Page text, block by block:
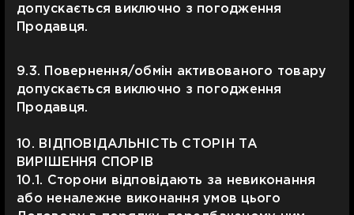
допускається виключно з погодження
Продавця.
9.3. Повернення/обмін активованого товару
допускається виключно з погодження
Продавця.
10. ВІДПОВІДАЛЬНІСТЬ СТОРІН ТА
ВИРІШЕННЯ СПОРІВ
10.1. Сторони відповідають за невиконання
або неналежне виконання умов цього